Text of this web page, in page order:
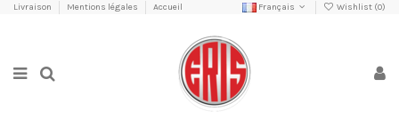
Livraison Mentions légales Accueil Français Wishlist (0)